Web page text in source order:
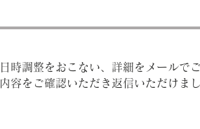
日時調整をおこない、詳細をメールで
内容をご確認いただき返信いただけま